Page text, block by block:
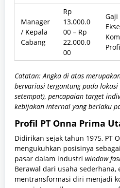
Manager
/ Kepala
Cabang
Rp
13.000.0
00 – Rp
22.000.0
00
Gaji
Catatan: Angka di atas
bervariasi tergantung pada lokasi
setempat), pencapaian target
kebijakan internal yang berlaku
Profil PT Onna Prima
Didirikan sejak tahun 1975, PT
mengukuhkan posisinya
pasar dalam industri window
Berawal dari usaha
mentransformasi diri menjadi